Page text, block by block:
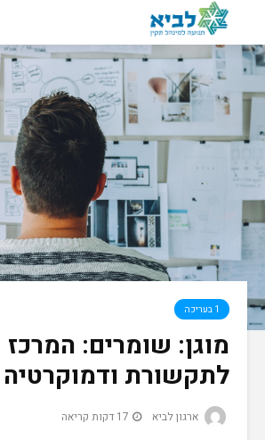
1 בעריכה
מוגן: שומרים: המרכז
לתקשורת
ארגון לביא 17 דקות קריאה